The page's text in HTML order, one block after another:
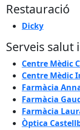
Restauració
Dicky
Serveis salut
Centre Mèdic
Centre Mèdic
Farmàcia
Farmàcia
Farmàcia
Òptica